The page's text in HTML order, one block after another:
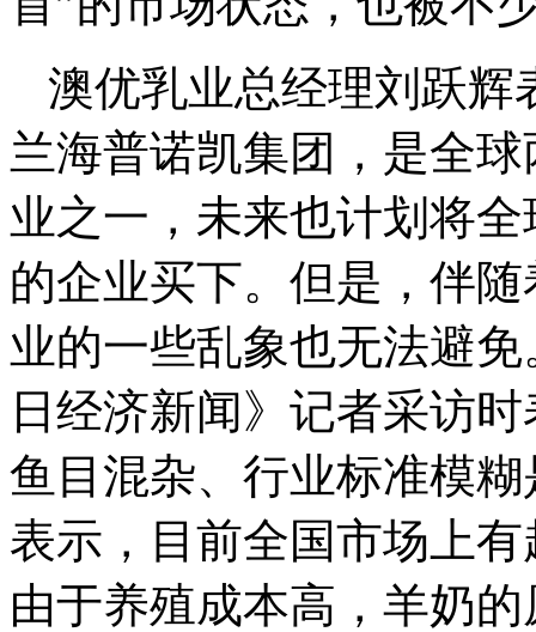
澳优乳业总经理刘跃辉
兰海普诺凯集团，是全
业之一，未来也计划将
的企业买下。但是，伴
业的一些乱象也无法避
日经济新闻》记者采访
鱼目混杂、行业标准模
表示，目前全国市场上
由于养殖成本高，羊奶